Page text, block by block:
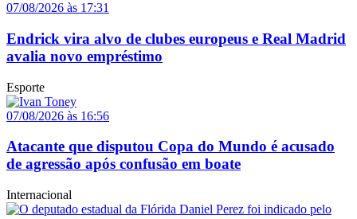
07/08/2026 às 17:31
Endrick vira alvo de clubes europeus e Real Madrid
avalia novo empréstimo
Esporte
07/08/2026 às 16:56
Atacante que disputou Copa do Mundo é acusado
de agressão após confusão em boate
Internacional